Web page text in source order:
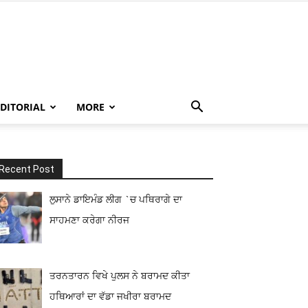
MORE
Recent Post
ਲੁਸਾਨੇ ਡਾਇਮੰਡ ਲੀਗ `ਚ ਪਥਿਰਾਗੇ ਦਾ
ਸਾਹਮਣਾ ਕਰੇਗਾ ਨੀਰਜ
ਤਰਨਤਾਰਨ ਵਿਖੇ ਪੁਲਸ ਨੇ ਬਰਾਮਦ ਕੀਤਾ
ਹਥਿਆਰਾਂ ਦਾ ਵੱਡਾ ਜਖੀਰਾ ਬਰਾਮਦ